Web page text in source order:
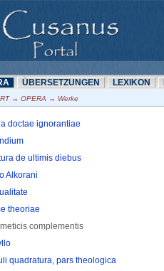
ÜBERSETZUNN LEXIKON
→ OPERA → Werke
doctae ignorantiae
de ultimis diebus
Alkorani
theoriae
complementis
quadratura, pars theologica